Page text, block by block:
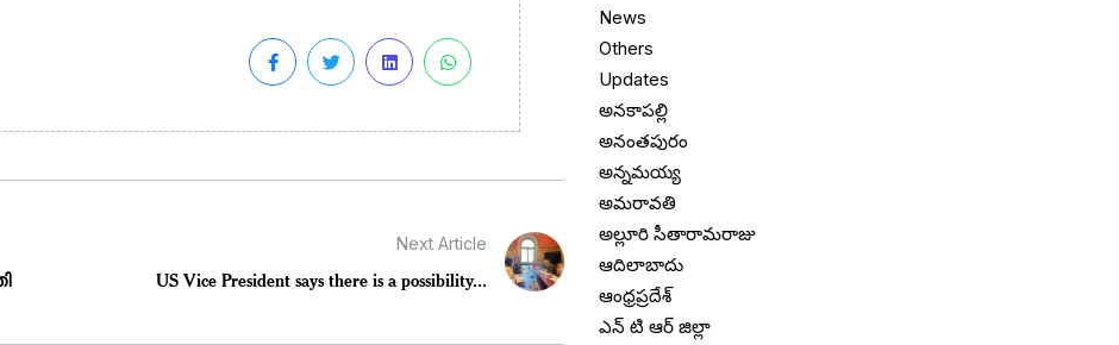
Next Article
US Vice President says there is a possibility...
News
Others
Updates
అనకాపల్లి
అనంతపురం
అన్నమయ్య
అమరావతి
అల్లూరి సీతారామరాజు
ఆదిలాబాదు
ఆంధ్రప్రదేశ్
ఎన్ టి ఆర్ జిల్లా